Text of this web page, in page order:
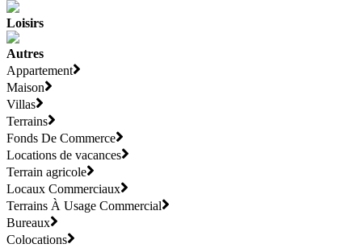
Loisirs
Autres
Appartement
Maison
Villas
Terrains
Fonds De Commerce
Locations de vacances
Terrain agricole
Locaux Commerciaux
Terrains À Usage Commercial
Bureaux
Colocations